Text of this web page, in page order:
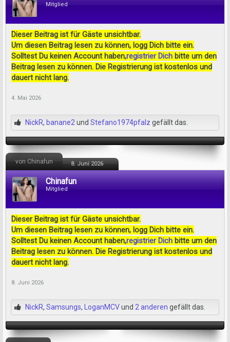
Mitglied
Dieser Beitrag ist für Gäste unsichtbar.
Um diesen Beitrag lesen zu können, logg Dich bitte ein.
Solltest Du keinen Account haben,registrier Dich bitte um den
Beitrag lesen zu können. Die Registrierung ist kostenlos und
dauert nicht lang.
4. Mai 2026
NickR, banane2 und Stefano1974pfalz gefällt das.
von Chinafun 8. Juni 2026
Chinafun
Mitglied
Dieser Beitrag ist für Gäste unsichtbar.
Um diesen Beitrag lesen zu können, logg Dich bitte ein.
Solltest Du keinen Account haben,registrier Dich bitte um den
Beitrag lesen zu können. Die Registrierung ist kostenlos und
dauert nicht lang.
8. Juni 2026
NickR, Samsungs, LoganMCVund 2 anderen gefällt das.